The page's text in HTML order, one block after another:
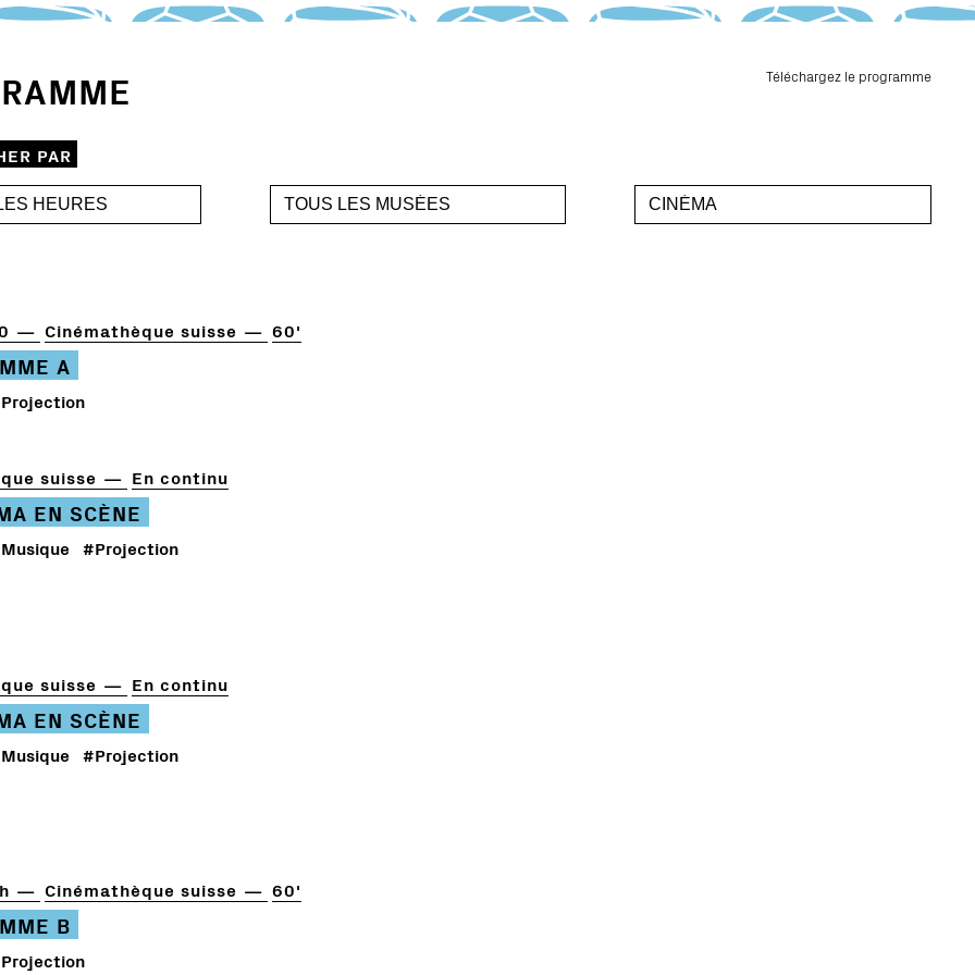
Téléchargez le programme
PAR
Cinémathèque suisse 60'
A
suisse En continu
EN SCÈNE
#Projection
suisse En continu
EN SCÈNE
#Projection
Cinémathèque suisse 60'
B